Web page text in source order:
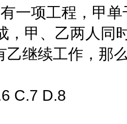
项工程，甲单
，甲、乙两人同
乙继续工作，那
D.8